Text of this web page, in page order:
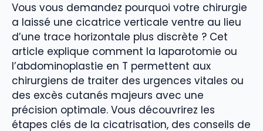
Vous vous demandez pourquoi votre chirurgie
a laissé une cicatrice verticale ventre au lieu
d’une trace horizontale plus discrète ? Cet
article explique comment la laparotomie ou
l’abdominoplastie en T permettent aux
chirurgiens de traiter des urgences vitales ou
des excès cutanés majeurs avec une
précision optimale. Vous découvrirez les
étapes clés de la cicatrisation, des conseils de